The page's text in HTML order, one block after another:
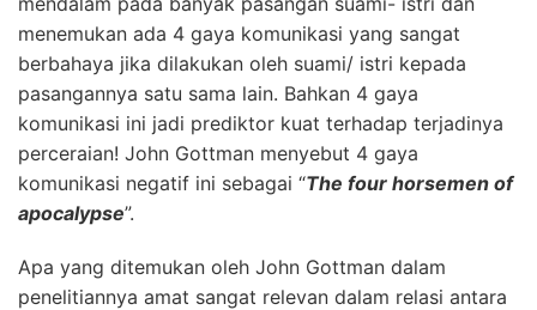
menemukan ada 4 gaya komunikasi yang sangat
berbahaya jika dilakukan oleh suami/ istri kepada
pasangannya satu sama lain. Bahkan 4 gaya
komunikasi ini jadi prediktor kuat terhadap terjadinya
perceraian! John Gottman menyebut 4 gaya
komunikasi negatif ini sebagai “The four horsemen of
apocalypse”.
Apa yang ditemukan oleh John Gottman dalam
penelitiannya amat sangat relevan dalam relasi antara